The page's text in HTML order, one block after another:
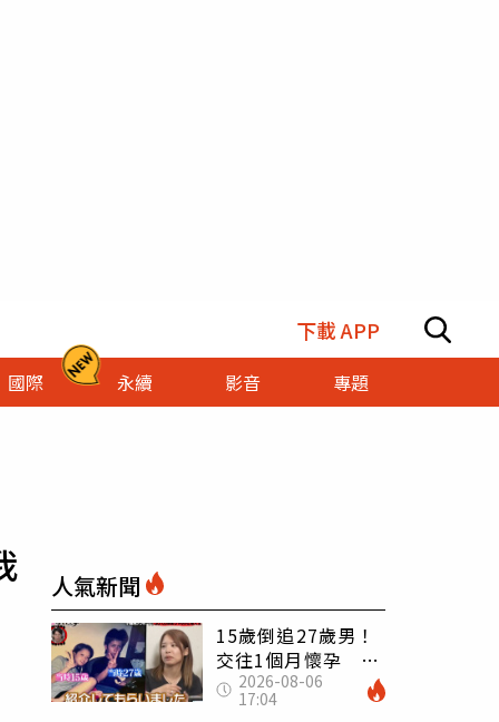
下載 APP
國際 永續 影音 專題
人氣新聞
15歲倒追27歲男！
交往1個月懷孕 36
歲當阿嬤故事曝光
2026-08-06
17:04